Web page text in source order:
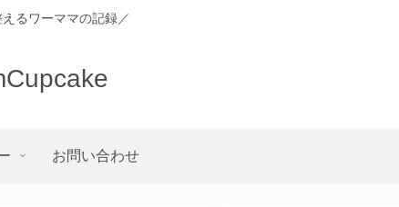
るワーママの記録／
お問い合わせ